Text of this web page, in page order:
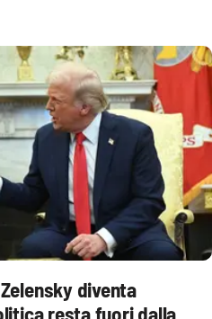
diventa
resta fuori dalla